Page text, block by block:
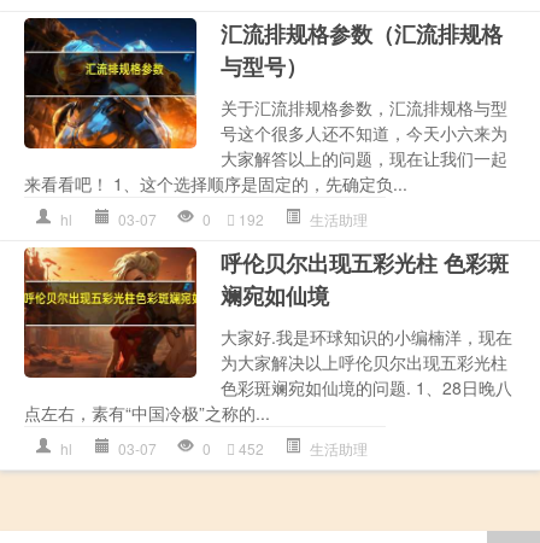
汇流排规格参数（汇流排规格
与型号）
关于汇流排规格参数，汇流排规格与型
号这个很多人还不知道，今天小六来为
大家解答以上的问题，现在让我们一起
来看看吧！ 1、这个选择顺序是固定的，先确定负...
hl 03-07 0 192 生活助理
呼伦贝尔出现五彩光柱 色彩斑
斓宛如仙境
大家好.我是环球知识的小编楠洋，现在
为大家解决以上呼伦贝尔出现五彩光柱
色彩斑斓宛如仙境的问题. 1、28日晚八
点左右，素有“中国冷极”之称的...
hl 03-07 0 452 生活助理